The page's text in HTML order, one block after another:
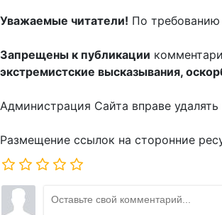
Уважаемые читатели! По требованию
Запрещены к публикации
экстремистские высказывания,
Администрация Сайта вправе
Размещение ссылок на сторонние